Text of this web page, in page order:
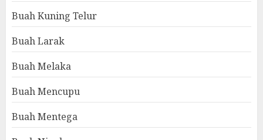
Buah Kuning Telur
Buah Larak
Buah Melaka
Buah Mencupu
Buah Mentega